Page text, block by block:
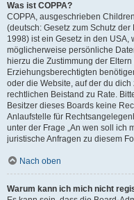
Was ist COPPA?
COPPA, ausgeschrieben
(deutsch: Gesetz zum Schutz
1998) ist ein Gesetz in den USA,
möglicherweise persönliche
hierzu die Zustimmung der
Erziehungsberechtigten
oder die Website, auf der du
rechtlichen Beistand zu Rate.
Besitzer dieses Boards keine
Anlaufstelle für
unter der Frage „An wen soll ich
juristische Anfragen zu diesem
Nach oben
Warum kann ich mich nicht